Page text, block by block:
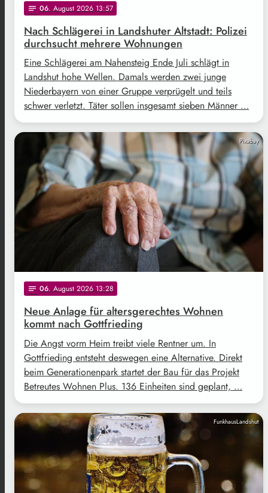
notes 06. August 2026 13:57
Nach Schlägerei in Landshuter Altstadt: Polizei
durchsucht mehrere Wohnungen
Eine Schlägerei am Nahensteig Ende Juli schlägt in
Landshut hohe Wellen. Damals werden zwei junge
Niederbayern von einer Gruppe verprügelt und teils
schwer verletzt. Täter sollen insgesamt sieben Männer …
Pixabay
notes 06. August 2026 13:28
Neue Anlage für altersgerechtes Wohnen
kommt nach Gottfrieding
Die Angst vorm Heim treibt viele Rentner um. In
Gottfrieding entsteht deswegen eine Alternative. Direkt
beim Generationenpark startet der Bau für das Projekt
Betreutes Wohnen Plus. 136 Einheiten sind geplant, …
FunkhausLandshut